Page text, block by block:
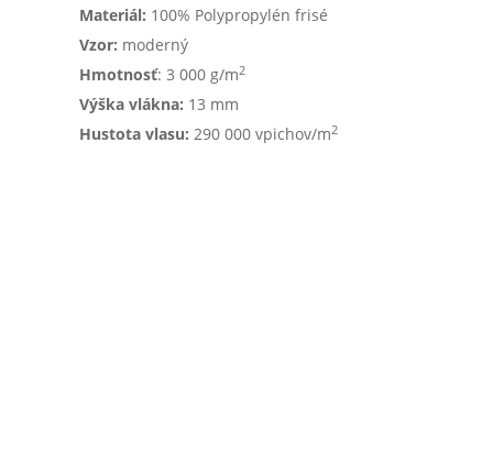
Materiál: 100% Polypropylén frisé
Vzor: moderný
Hmotnosť: 3 000 g/m2
Výška vlákna: 13 mm
Hustota vlasu: 290 000 vpichov/m2